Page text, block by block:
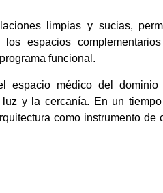
limpias y sucias,
espacios
funcional.
espacio médico del dominio
y la cercanía. En un
como instrumento de